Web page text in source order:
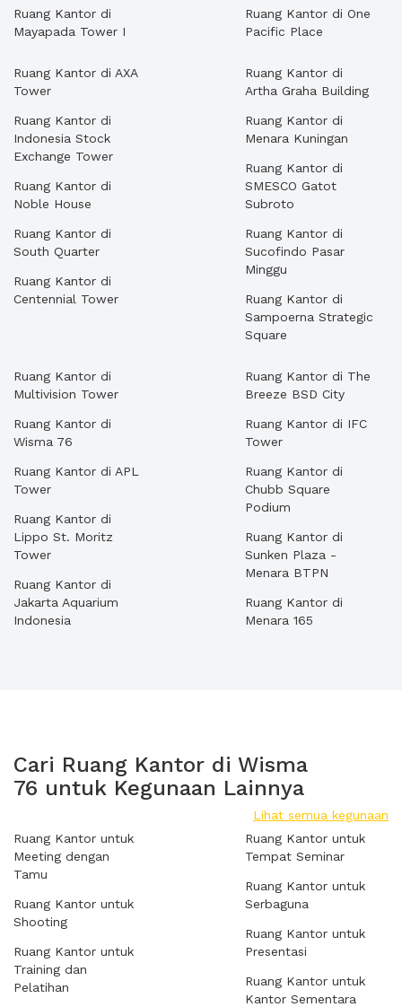
Ruang Kantor di
Mayapada Tower I
Ruang Kantor di One
Pacific Place
Ruang Kantor di AXA
Tower
Ruang Kantor di
Indonesia Stock
Exchange Tower
Ruang Kantor di
Noble House
Ruang Kantor di
South Quarter
Ruang Kantor di
Centennial Tower
Ruang Kantor di
Artha Graha Building
Ruang Kantor di
Menara Kuningan
Ruang Kantor di
SMESCO Gatot
Subroto
Ruang Kantor di
Sucofindo Pasar
Minggu
Ruang Kantor di
Sampoerna Strategic
Square
Ruang Kantor di
Multivision Tower
Ruang Kantor di
Wisma 76
Ruang Kantor di APL
Tower
Ruang Kantor di
Lippo St. Moritz
Tower
Ruang Kantor di
Jakarta Aquarium
Indonesia
Ruang Kantor di The
Breeze BSD City
Ruang Kantor di IFC
Tower
Ruang Kantor di
Chubb Square
Podium
Ruang Kantor di
Sunken Plaza -
Menara BTPN
Ruang Kantor di
Menara 165
Cari Ruang Kantor di Wisma
76 untuk Kegunaan Lainnya
Lihat semua kegunaan
Ruang Kantor untuk
Meeting dengan
Tamu
Ruang Kantor untuk
Shooting
Ruang Kantor untuk
Training dan
Pelatihan
Ruang Kantor untuk
Tempat Seminar
Ruang Kantor untuk
Serbaguna
Ruang Kantor untuk
Presentasi
Ruang Kantor untuk
Kantor Sementara